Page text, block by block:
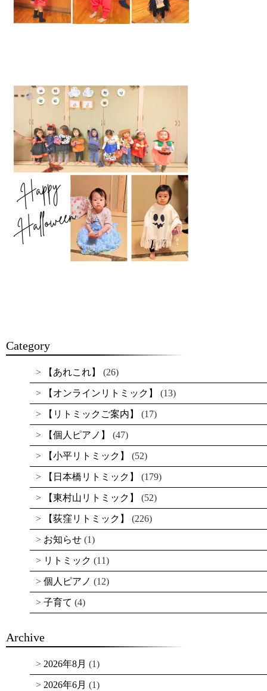
Category
【あれこれ】 (26)
【オンラインリトミック】 (13)
【リトミックご案内】 (17)
【個人ピアノ】 (47)
【小平リトミック】 (52)
【日本橋リトミック】 (179)
【東村山リトミック】 (52)
【荻窪リトミック】 (226)
お知らせ (1)
リトミック (11)
個人ピアノ (12)
子育て (4)
Archive
2026年8月 (1)
2026年6月 (1)